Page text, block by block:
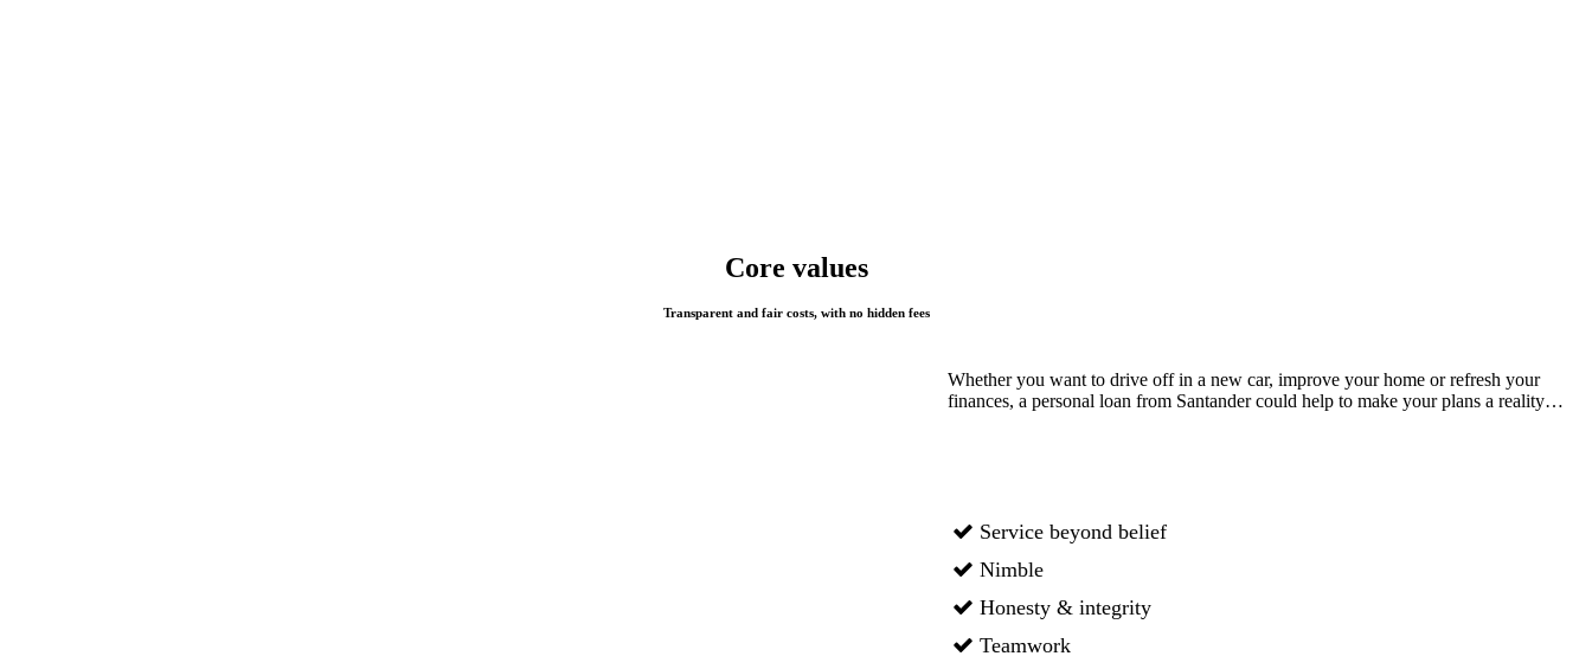
Core values
Transparent and fair costs, with no hidden fees
Whether you want to drive off in a new car, improve your home or refresh your
finances, a personal loan from Santander could help to make your plans a reality…
Service beyond belief
Nimble
Honesty & integrity
Teamwork